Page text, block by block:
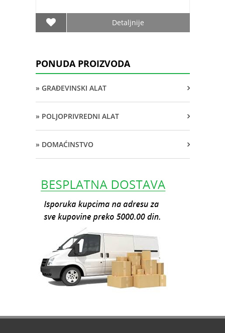
Detaljnije
PONUDA PROIZVODA
» GRAĐEVINSKI ALAT
» POLJOPRIVREDNI ALAT
» DOMAĆINSTVO